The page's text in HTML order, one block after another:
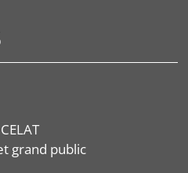
grand public